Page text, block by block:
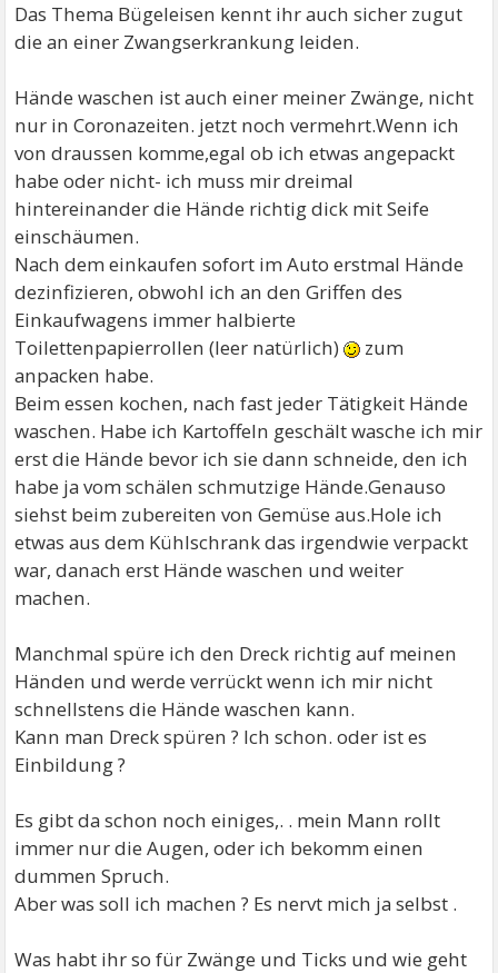
Das Thema Bügeleisen kennt ihr auch sicher zugut
die an einer Zwangserkrankung leiden.
Hände waschen ist auch einer meiner Zwänge, nicht
nur in Coronazeiten. jetzt noch vermehrt.Wenn ich
von draussen komme,egal ob ich etwas angepackt
habe oder nicht- ich muss mir dreimal
hintereinander die Hände richtig dick mit Seife
einschäumen.
Nach dem einkaufen sofort im Auto erstmal Hände
dezinfizieren, obwohl ich an den Griffen des
Einkaufwagens immer halbierte
Toilettenpapierrollen (leer natürlich)
zum
anpacken habe.
Beim essen kochen, nach fast jeder Tätigkeit Hände
waschen. Habe ich Kartoffeln geschält wasche ich mir
erst die Hände bevor ich sie dann schneide, den ich
habe ja vom schälen schmutzige Hände.Genauso
siehst beim zubereiten von Gemüse aus.Hole ich
etwas aus dem Kühlschrank das irgendwie verpackt
war, danach erst Hände waschen und weiter
machen.
Manchmal spüre ich den Dreck richtig auf meinen
Händen und werde verrückt wenn ich mir nicht
schnellstens die Hände waschen kann.
Kann man Dreck spüren ? Ich schon. oder ist es
Einbildung ?
Es gibt da schon noch einiges,. . mein Mann rollt
immer nur die Augen, oder ich bekomm einen
dummen Spruch.
Aber was soll ich machen ? Es nervt mich ja selbst .
Was habt ihr so für Zwänge und Ticks und wie geht